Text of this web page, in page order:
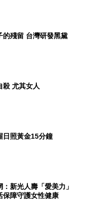
的殘留 台灣研發黑黛
殺 尤其女人
日照黃金15分鐘
新光人壽「愛美力」
保障守護女性健康